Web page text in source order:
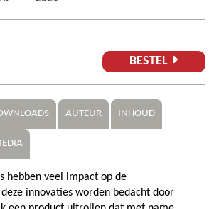
BESTEL
AUTEUR INHOUD
hebben veel impact op de
innovaties worden bedacht door